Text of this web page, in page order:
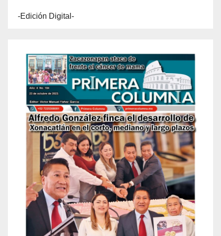
-Edición Digital-